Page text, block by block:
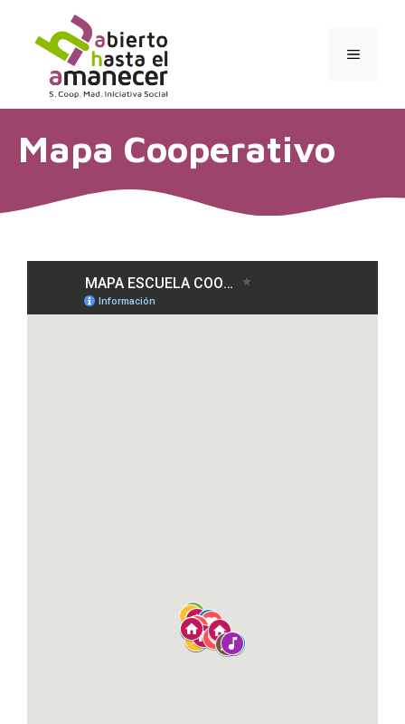
contenido
MENÚ
Mapa Cooperativo